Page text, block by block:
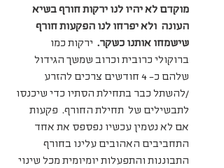
מוקדם לא יהיו לנו ירקות חורף בשיא
העונה  ולא יפרחו לנו הפקעות חורף
שישמחו אותנו כשקר. ירקות כמו
ברוקולי כרובית וכרוב שמשך הגידול
שלהם כ- 4 חודשים צרכים להזרע
/להשתל כבר בתחילת הסתיו כדי שיכנסו
לתבשילים של  תחילת החורף. פקעות
אם לא נטמין עכשיו נפספס את אחד
התחביבים האהובים עלינו בחורף
התבוננות והתפעלות יומיומית מכל שינוי